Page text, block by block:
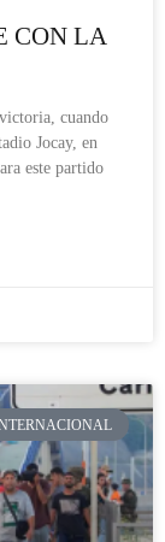
CON LA
cuando
Jocay, en
este partido